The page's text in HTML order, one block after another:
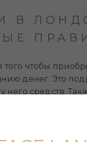
В
чтобы
денег. Это
средств.